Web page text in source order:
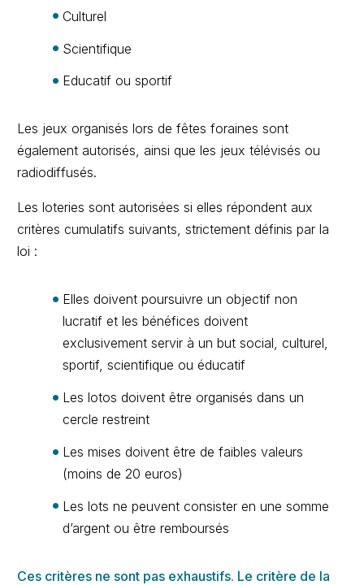
Culturel
Scientifique
Educatif ou sportif
Les jeux organisés lors de fêtes foraines sont
également autorisés, ainsi que les jeux télévisés ou
radiodiffusés.
Les loteries sont autorisées si elles répondent aux
critères cumulatifs suivants, strictement définis par la
loi :
Elles doivent poursuivre un objectif non
lucratif et les bénéfices doivent
exclusivement servir à un but social, culturel,
sportif, scientifique ou éducatif
Les lotos doivent être organisés dans un
cercle restreint
Les mises doivent être de faibles valeurs
(moins de 20 euros)
Les lots ne peuvent consister en une somme
d’argent ou être remboursés
Ces critères ne sont pas exhaustifs. Le critère de la